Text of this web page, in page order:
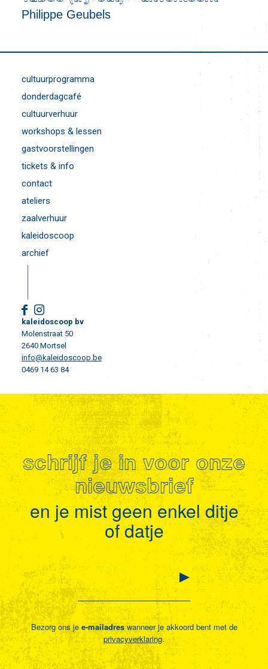
Philippe Geubels
cultuurprogramma
donderdagcafé
cultuurverhuur
workshops & lessen
gastvoorstellingen
tickets & info
contact
ateliers
zaalverhuur
kaleidoscoop
archief
kaleidoscoop bv
Molenstraat 50
2640 Mortsel
info@kaleidoscoop.be
0469 14 63 84
schrijf je in voor onze
nieuwsbrief
en je mist geen enkel ditje
of datje
Bezorg ons je e-mailadreswanneer je akkoord bent met de
privacyverklaring.